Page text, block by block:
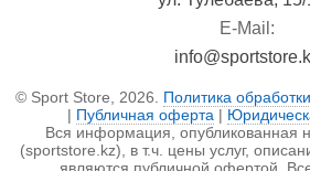
E-Mail:
© Sport Store, 2026. Политика
| Публичная оферта |
Вся информация, опубликованная
(sportstore.kz), в т.ч. цены услуг,